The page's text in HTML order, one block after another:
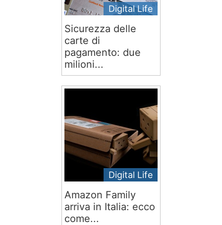
Digital Life
Sicurezza delle
carte di
pagamento: due
milioni...
Digital Life
Amazon Family
arriva in Italia: ecco
come...